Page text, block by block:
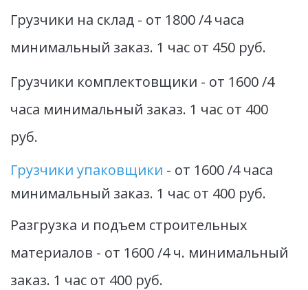
Грузчики на склад - от 1800 /4 часа
минимальный заказ. 1 час от 450 руб.
Грузчики комплектовщики - от 1600 /4
часа минимальный заказ. 1 час от 400
руб.
Грузчики упаковщики - от 1600 /4 часа
минимальный заказ. 1 час от 400 руб.
Разгрузка и подъем строительных
материалов - от 1600 /4 ч. минимальный
заказ. 1 час от 400 руб.